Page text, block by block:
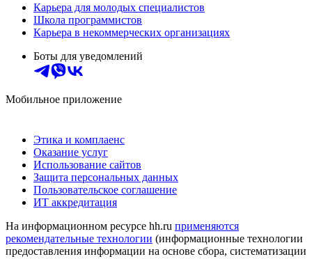
Карьера для молодых специалистов
Школа программистов
Карьера в некоммерческих организациях
Боты для уведомлений
Мобильное приложение
Этика и комплаенс
Оказание услуг
Использование сайтов
Защита персональных данных
Пользовательское соглашение
ИТ аккредитация
На информационном ресурсе hh.ru применяются
рекомендательные технологии (информационные технологии
предоставления информации на основе сбора, систематизации